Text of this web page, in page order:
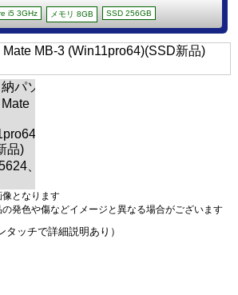
i5 3GHz メモリ 8GB SSD 256GB
となります
発色や傷などイメージと異なる場合がございます
タッチで詳細説明あり）